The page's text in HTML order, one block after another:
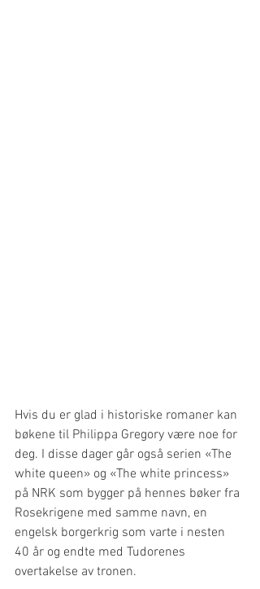
Hvis du er glad i historiske romaner kan
bøkene til Philippa Gregory være noe for
deg. I disse dager går også serien «The
white queen» og «The white princess»
på NRK som bygger på hennes bøker fra
Rosekrigene med samme navn, en
engelsk borgerkrig som varte i nesten
40 år og endte med Tudorenes
overtakelse av tronen.